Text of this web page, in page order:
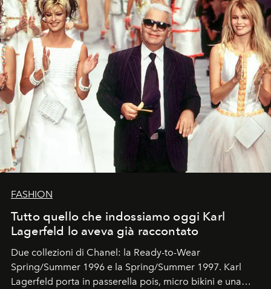
FASHION
Tutto quello che indossiamo oggi Karl
Lagerfeld lo aveva già raccontato
Due collezioni di Chanel: la Ready-to-Wear
Spring/Summer 1996 e la Spring/Summer 1997. Karl
Lagerfeld porta in passerella pois, micro bikini e una